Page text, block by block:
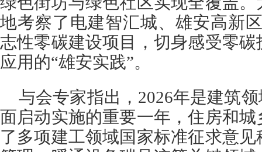
地考察了电建智汇城、雄安高新
志性零碳建设项目，切身感受零
应用的“雄安实践”。
与会专家指出，2026年是建筑
面启动实施的重要一年，住房和
了多项建工领域国家标准征求意